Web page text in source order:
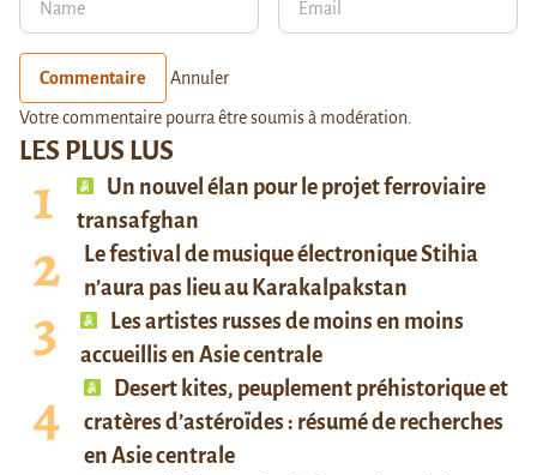
LES PLUS LUS
Un nouvel élan pour le projet ferroviaire
transafghan
Le festival de musique électronique Stihia
n’aura pas lieu au Karakalpakstan
Les artistes russes de moins en moins
accueillis en Asie centrale
Desert kites, peuplement préhistorique et
cratères d’astéroïdes : résumé de recherches
en Asie centrale
Commentaire Annuler
Votre commentaire pourra être soumis à modération.